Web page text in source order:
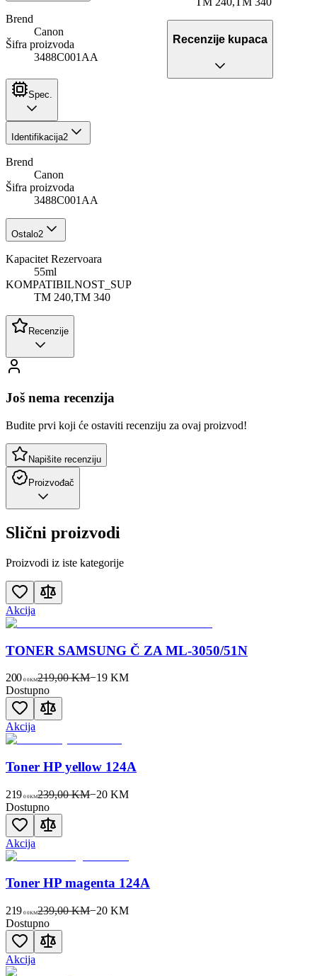
Brend
Canon
Šifra proizvoda
3488C001AA
Recenzije kupaca
Spec.
Identifikacija2
Brend
Canon
Šifra proizvoda
3488C001AA
Ostalo2
Kapacitet Rezervoara
55ml
KOMPATIBILNOST_SUP
TM 240,TM 340
Recenzije
Još nema recenzija
Budite prvi koji će ostaviti recenziju za ovaj proizvod!
Napišite recenziju
Proizvođač
Slični proizvodi
Proizvodi iz iste kategorije
Akcija
TONER SAMSUNG Č ZA ML-3050/51N
200 00KM219,00 KM−19 KM
Dostupno
Akcija
Toner HP yellow 124A
219 00KM239,00 KM−20 KM
Dostupno
Akcija
Toner HP magenta 124A
219 00KM239,00 KM−20 KM
Dostupno
Akcija